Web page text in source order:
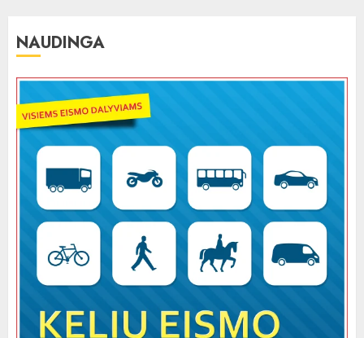
NAUDINGA